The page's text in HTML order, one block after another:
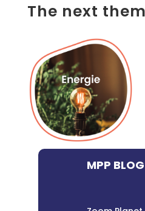
The next
MPP BLOG